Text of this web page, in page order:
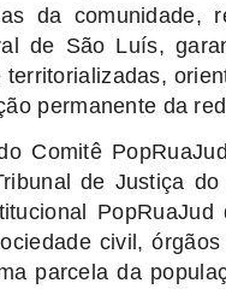
da comunidade,
de São Luís,
permanente da
Comitê
de Justiça
civil,
parcela da